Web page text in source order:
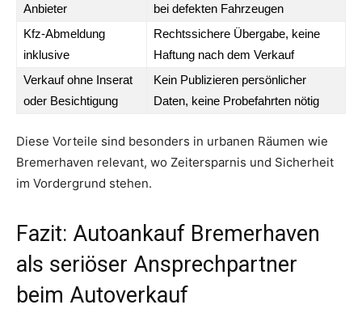
Anbieter
bei defekten Fahrzeugen
Kfz-Abmeldung
inklusive
Rechtssichere Übergabe, keine
Haftung nach dem Verkauf
Verkauf ohne Inserat
oder Besichtigung
Kein Publizieren persönlicher
Daten, keine Probefahrten nötig
Diese Vorteile sind besonders in urbanen Räumen wie
Bremerhaven relevant, wo Zeitersparnis und Sicherheit
im Vordergrund stehen.
Fazit: Autoankauf Bremerhaven
als seriöser Ansprechpartner
beim Autoverkauf